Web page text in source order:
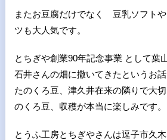
またお豆腐だけでなく 豆乳ソフト
ツも大人気です。
とちぎや創業90年記念事業 として葉
石井さんの畑に撒いてきたというお
たのくろ豆、津久井在来の隣りで大
のくろ豆、収穫が本当に楽しみです。
とうふ工房とちぎやさんは逗子市久木